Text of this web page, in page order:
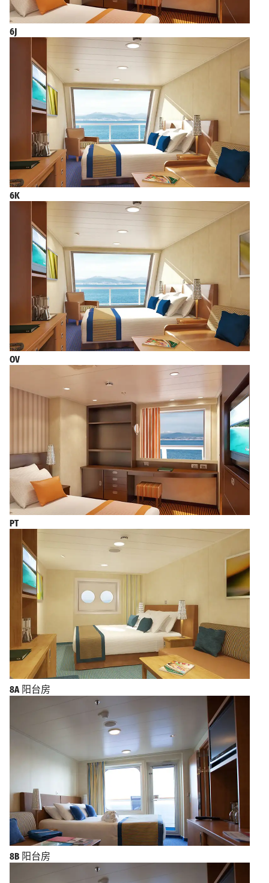
6J
6K
OV
PT
8A 阳台房
8B 阳台房